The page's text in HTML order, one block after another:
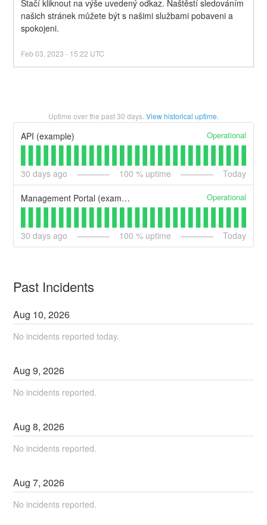
Stačí kliknout na výše uvedený odkaz. Naštěstí sledováním
našich stránek můžete být s našimi službami pobaveni a
spokojeni.
Feb03 ,2023 - 15:22 UTC
Uptime over the past30 days. View historical uptime.
API (example) Operational
30 days ago 100 % uptime Today
Management Portal (example) Operational
30 days ago 100 % uptime Today
Past Incidents
Aug 10,2026
No incidents reported today.
Aug9,2026
No incidents reported.
Aug8,2026
No incidents reported.
Aug7,2026
No incidents reported.